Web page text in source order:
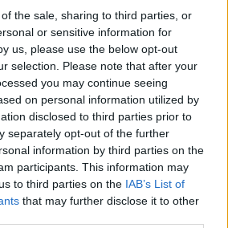
the sale, sharing to third parties, or
or sensitive information for
us, please use the below opt-out
selection. Please note that after your
you may continue seeing
on personal information utilized by
disclosed to third parties prior to
separately opt-out of the further
information by third parties on the
participants. This information may
to third parties on the IAB’s List of
that may further disclose it to other
az
Aint No Sunshine
and Garfunkeltől, vagy a
a Joy Divisiontől, de olyanok
ismert My Heart Will
minden idők legszomorúbb
így néz ki:
- REM
- Elton John
- Mike and the Mechanics